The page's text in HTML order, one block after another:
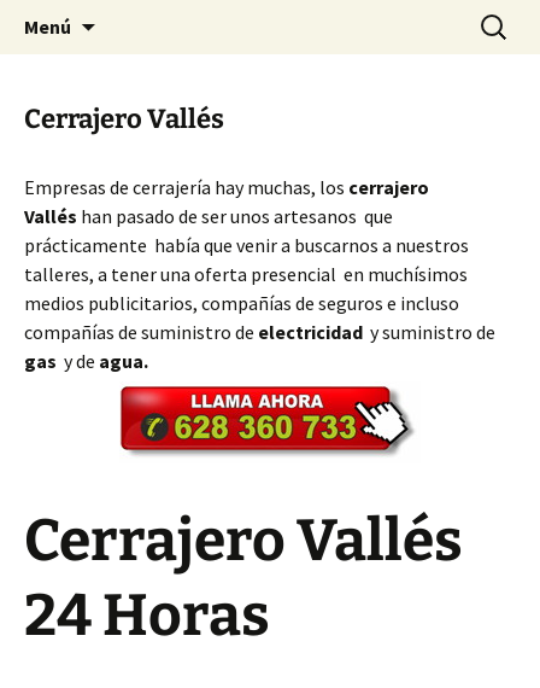
Cerrajeros Valencia – 628 360
733
Menú Buscar:
Cerrajero Vallés
Empresas de cerrajería hay muchas, los cerrajero
Vallés han pasado de ser unos artesanos que
prácticamente había que venir a buscarnos a nuestros
talleres, a tener una oferta presencial en muchísimos
medios publicitarios, compañías de seguros e incluso
compañías de suministro de electricidad y suministro de
gas y de agua.
Cerrajero Vallés
24 Horas